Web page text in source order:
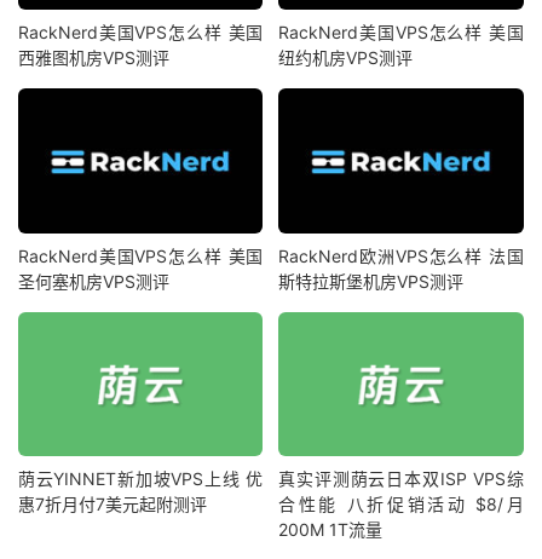
RackNerd美国VPS怎么样 美国
西雅图机房VPS测评
RackNerd美国VPS怎么样 美国
纽约机房VPS测评
RackNerd美国VPS怎么样 美国
圣何塞机房VPS测评
RackNerd欧洲VPS怎么样 法国
斯特拉斯堡机房VPS测评
荫云YINNET新加坡VPS上线 优
惠7折月付7美元起附测评
真实评测荫云日本双ISP VPS综
合性能 八折促销活动 $8/月
200M 1T流量